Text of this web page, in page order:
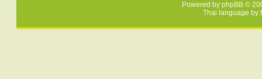
Powered by phpBB ©
Thai language by